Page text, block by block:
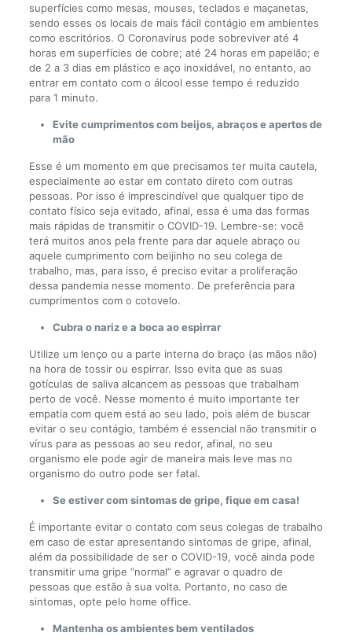
superfícies como mesas, mouses, teclados e maçanetas,
sendo esses os locais de mais fácil contágio em ambientes
como escritórios. O Coronavírus pode sobreviver até 4
horas em superfícies de cobre; até 24 horas em papelão; e
de 2 a 3 dias em plástico e aço inoxidável, no entanto, ao
entrar em contato com o álcool esse tempo é reduzido
para 1 minuto.
Evite cumprimentos com beijos, abraços e apertos de
mão
Esse é um momento em que precisamos ter muita cautela,
especialmente ao estar em contato direto com outras
pessoas. Por isso é imprescindível que qualquer tipo de
contato físico seja evitado, afinal, essa é uma das formas
mais rápidas de transmitir o COVID-19. Lembre-se: você
terá muitos anos pela frente para dar aquele abraço ou
aquele cumprimento com beijinho no seu colega de
trabalho, mas, para isso, é preciso evitar a proliferação
dessa pandemia nesse momento. De preferência para
cumprimentos com o cotovelo.
Cubra o nariz e a boca ao espirrar
Utilize um lenço ou a parte interna do braço (as mãos não)
na hora de tossir ou espirrar. Isso evita que as suas
gotículas de saliva alcancem as pessoas que trabalham
perto de você. Nesse momento é muito importante ter
empatia com quem está ao seu lado, pois além de buscar
evitar o seu contágio, também é essencial não transmitir o
vírus para as pessoas ao seu redor, afinal, no seu
organismo ele pode agir de maneira mais leve mas no
organismo do outro pode ser fatal.
Se estiver com sintomas de gripe, fique em casa!
É importante evitar o contato com seus colegas de trabalho
em caso de estar apresentando sintomas de gripe, afinal,
além da possibilidade de ser o COVID-19, você ainda pode
transmitir uma gripe “normal” e agravar o quadro de
pessoas que estão à sua volta. Portanto, no caso de
sintomas, opte pelo home office.
Mantenha os ambientes bem ventilados